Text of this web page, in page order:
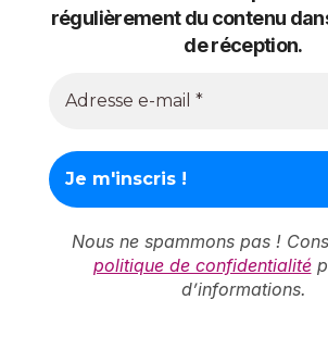
régulièrement du contenu
de réception.
Nous ne spammons pas !
politique de confidentialité
d’informations.